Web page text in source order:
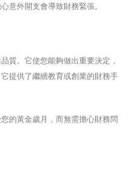
意外開支會導致財務緊張。
質。它使您能夠做出重要決定，
提供了繼續教育或創業的財務手
的黃金歲月，而無需擔心財務問